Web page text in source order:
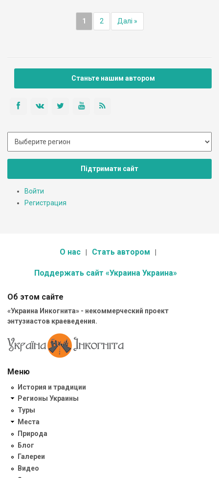
1 2 Далі »
Станьте нашим автором
Підтримати сайт
Войти
Регистрация
О нас Стать автором
Поддержать сайт «Украина Украина»
Об этом сайте
«Украина Инкогнита» - некоммерческий проект
энтузиастов краеведения.
Меню
История и традиции
Регионы Украины
Туры
Места
Природа
Блог
Галереи
Видео